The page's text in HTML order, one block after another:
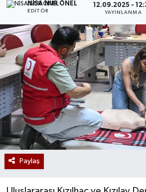
NISA NUR ÖNEL
EDITÖR
12.09.2025 -
YAYINLANMA
Paylaş